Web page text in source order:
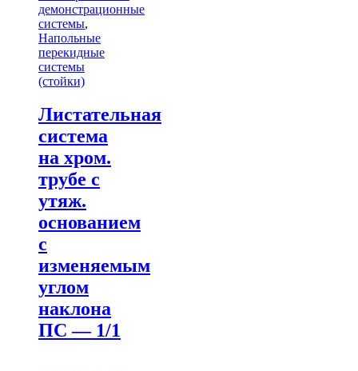
демонстрационные
системы,
Напольные
перекидные
системы
(стойки)
Листательная
система
на хром.
трубе с
утяж.
основанием
с
изменяемым
углом
наклона
ПС — 1/1